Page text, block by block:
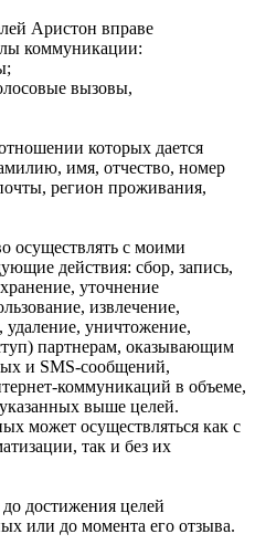
Аристон вправе
коммуникации:
вызовы,
которых дается
имя, отчество, номер
регион проживания,
осуществлять с моими
действия: сбор, запись,
уточнение
извлечение,
удаление, уничтожение,
партнерам, оказывающим
и SMS‑сообщений,
в объеме,
выше целей.
может осуществляться как с
так и без их
до достижения целей
или до момента его отзыва.